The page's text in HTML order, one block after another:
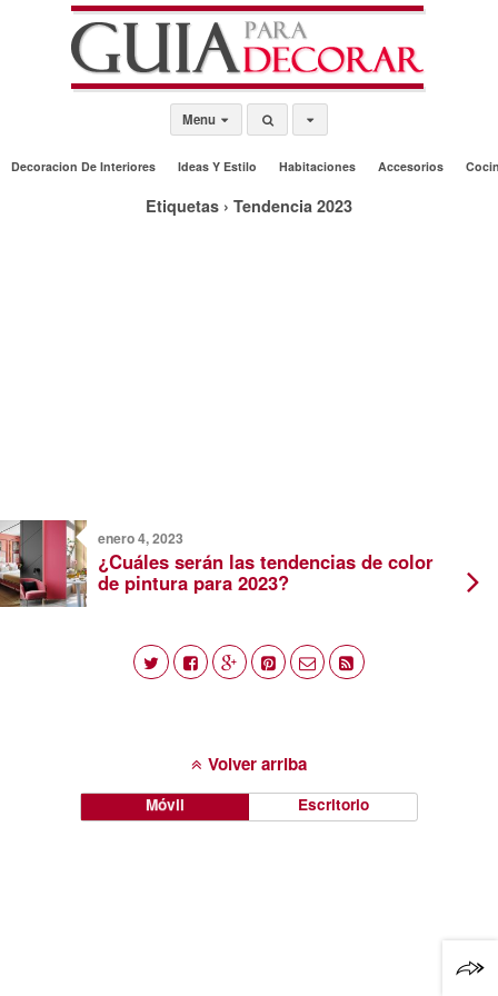
Menu
Decoracion De Interiores Ideas Y Estilo Habitaciones Accesorios
Etiquetas › Tendencia 2023
enero 4, 2023
¿Cuáles serán las tendencias de color
de pintura para 2023?
Volver arriba
Móvil Escritorio